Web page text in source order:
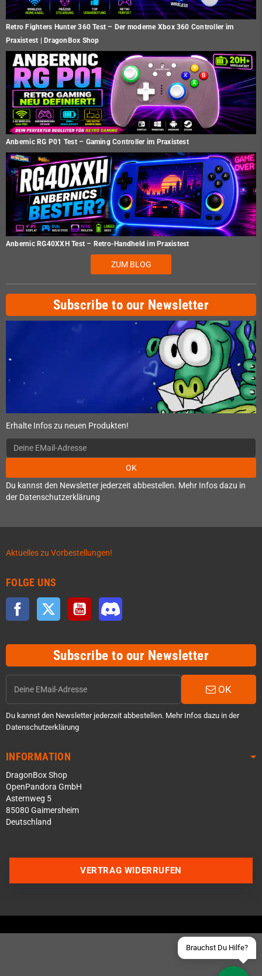
Retro Fighters Hunter 360 Test – Der moderne Xbox 360 Controller im
Praxistest | DragonBox Shop
Anbernic RG P01 Test – Gaming Controller im Praxistest
Anbernic RG40XXH Test – Retro-Handheld im Praxistest
ZUM BLOG
Subscribe to our Newsletter
Erhalte Infos zu neuen Produkten!
OK
Du kannst den Newsletter jederzeit abbestellen. Mehr Infos dazu in
der Datenschutzerklärung
Aktuelles zu Vorbestellungen!
FOLGE UNS
Facebook Twitter YouTube
Subscribe to our Newsletter
OK
Du kannst den Newsletter jederzeit abbestellen. Mehr Infos dazu in der
Datenschutzerklärung
INFORMATION
DragonBox Shop
OpenPandora GmbH
Asternweg 5
85080 Gaimersheim
Deutschland
Brauchst Du Hilfe?
Schick uns eine eMail
VERTRAG WIDERRUFEN